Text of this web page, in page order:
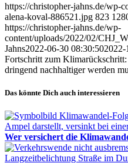
https://christopher-jahns.de/wp-
alena-koval-886521.jpg 823
https://christopher-jahns.de/wp-
content/uploads/2022/02/
Jahns2022-06-30 08:30:502022-
Fortschritt zum
dringend nachhaltiger werden
Das könnte Dich auch interessieren
Wer versichert die